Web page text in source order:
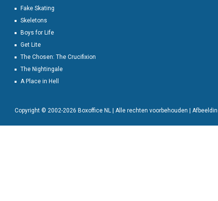
Fake Skating
Skeletons
Boys for Life
Get Lite
The Chosen: The Crucifixion
The Nightingale
A Place in Hell
Copyright © 2002-2026 Boxoffice NL | Alle rechten voorbehouden |